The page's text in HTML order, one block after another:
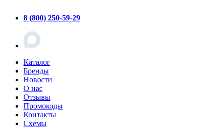
8 (800) 250-59-29
Каталог
Бренды
Новости
О нас
Отзывы
Промокоды
Контакты
Схемы